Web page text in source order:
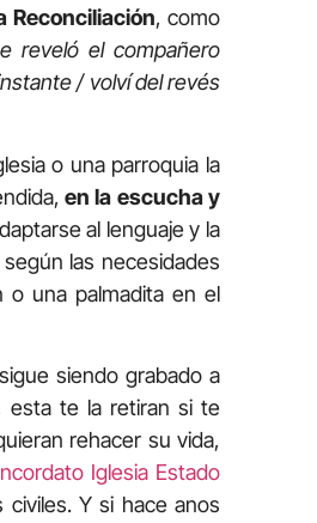
Reconciliación, como
reveló el compañero
/ volví del revés
o una parroquia la
en la escucha y
al lenguaje y la
las necesidades
o una palmadita en el
siendo grabado a
esta te la retiran si te
rehacer su vida,
Iglesia Estado
Y si hace anos